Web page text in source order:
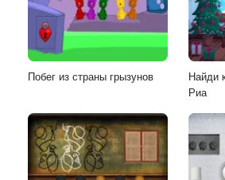
Побег из страны грызунов
Найди
Риа